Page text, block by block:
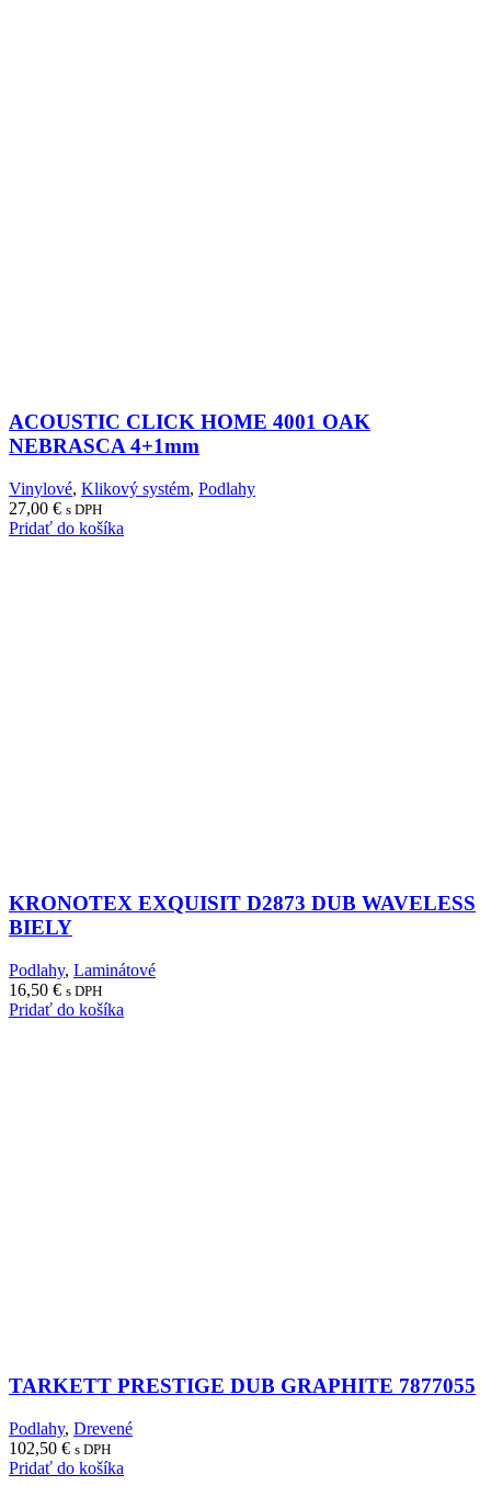
ACOUSTIC CLICK HOME 4001 OAK
NEBRASCA 4+1mm
Vinylové, Klikový systém, Podlahy
27,00 € s DPH
Pridať do košíka
KRONOTEX EXQUISIT D2873 DUB WAVELESS
BIELY
Podlahy, Laminátové
16,50 € s DPH
Pridať do košíka
TARKETT PRESTIGE DUB GRAPHITE 7877055
Podlahy, Drevené
102,50 € s DPH
Pridať do košíka